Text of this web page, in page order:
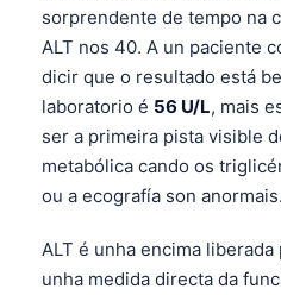
sorprendente de tempo na
ALT nos 40. A un paciente
dicir que o resultado está
laboratorio é 56 U/L, mais
ser a primeira pista visible
metabólica cando os
ou a ecografía son anormais.
ALT é unha encima
unha medida directa da